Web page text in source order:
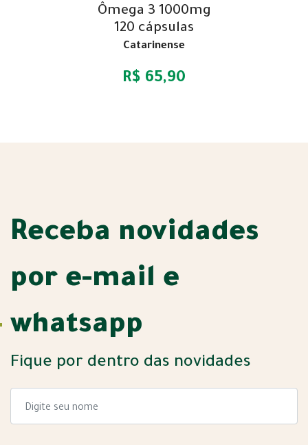
Ômega 3 1000mg
120 cápsulas
Catarinense
R$ 65,90
Receba novidades
por e-mail e
whatsapp
Fique por dentro das novidades